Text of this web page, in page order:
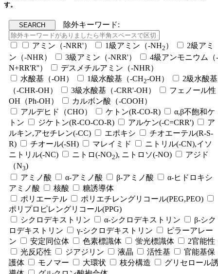
す。
除外キーワード:
アミン（-NRR'） 1級アミン（-NH2 ）
2級アミ
ン（-NHR）
3級アミン（-NRR'）
4級アンモニウム（-
N+RR'R''）
デスメチルアミン（-NHR）
水酸基（-OH）
1級水酸基（-CH2-OH）
2級水酸基
（-CHR-OH）
3級水酸基（-CRR'-OH）
フェノール性
OH（Ph-OH）
カルボン酸（-COOH）
アルデヒド（CHO）
ケトン(R-CO-R)
α,β不飽和ケ
トン
ジケトン(R-CO-CO-R) アルケン(-C=CRR')
ア
ルキン,アセチレン(-CC)
エポキシ
チオエーテル(R-S-
R)
チオール(-SH) マレイミド
ニトリル(-CN),イソ
ニトリル(-NC)
ニトロ(-NO2), ニトロソ(-NO)
アジド
（N3)
アミノ酸
α-アミノ酸 β-アミノ酸
α-ヒドロキシ
アミノ酸
核酸
糖誘導体
ポリエーテル
ポリエチレングリコール(PEG,PEO)
ポリプロピレングリコール(PPG)
シクロデキストリン
α-シクロデキストリン
β-シク
ロデキストリン
γ-シクロデキストリン
ピラーアレー
ン
安定同位体 色素標識体 蛍光標識体
2官能性
光反応性
ジアジリン 液晶 活性基
官能基保
護体
モノマー 大環状 枝分構造
グリセロール